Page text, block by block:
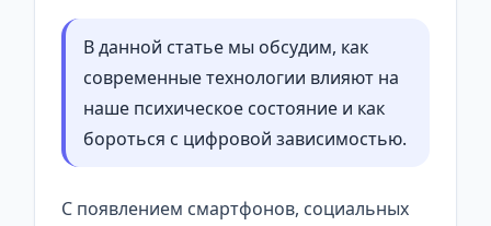
В данной статье мы обсудим, как
современные технологии влияют на
наше психическое состояние и как
бороться с цифровой зависимостью.
С появлением смартфонов, социальных